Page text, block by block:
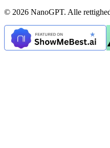
© 2026 NanoGPT. Alle